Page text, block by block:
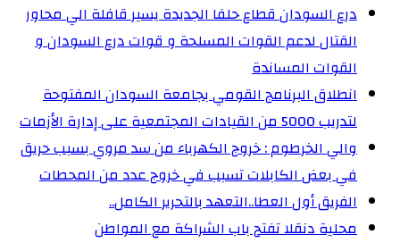
درع السودان قطاع حلفا الجديدة يسير قافلة الي محاور
القتال لدعم القوات المسلحة و قوات درع السودان و
القوات المساندة
انطلاق البرنامج القومي بجامعة السودان المفتوحة
لتدريب 5000 من القيادات المجتمعية على إدارة الأزمات
والي الخرطوم : خروج الكهرباء من سد مروي بسبب حريق
في بعض الكابلات تسبب في خروج عدد من المحطات
الفريق أول العطا..التعهد بالتحرير الكامل..
محلية دنقلا تفتح باب الشراكة مع المواطن